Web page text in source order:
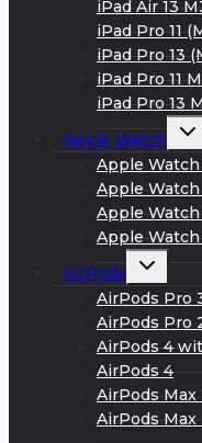
iPad Air 13
iPad Pro 11
iPad Pro 13
iPad Pro 11
iPad Pro 13
Apple Watch
Apple Watch
Apple Watch
Apple Watch
Apple
AirPods
Развернуть
меню
AirPods Pro
AirPods Pro
AirPods 4
AirPods 4
AirPods Max
AirPods Max